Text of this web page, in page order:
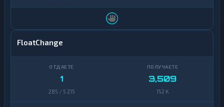
FloatChange
1
285 / 5 215
3,509
152 K